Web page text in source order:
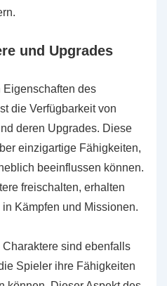
und Upgrades
Eigenschaften des
die Verfügbarkeit von
deren Upgrades. Diese
einzigartige Fähigkeiten,
beeinflussen können.
freischalten, erhalten
Kämpfen und Missionen.
sind ebenfalls
Spieler ihre Fähigkeiten